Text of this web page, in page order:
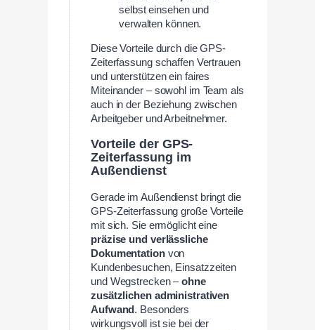
selbst einsehen und
verwalten können.
Diese Vorteile durch die GPS-
Zeiterfassung schaffen Vertrauen
und unterstützen ein faires
Miteinander – sowohl im Team als
auch in der Beziehung zwischen
Arbeitgeber und Arbeitnehmer.
Vorteile der GPS-
Zeiterfassung im
Außendienst
Gerade im Außendienst bringt die
GPS-Zeiterfassung große Vorteile
mit sich. Sie ermöglicht eine
präzise und verlässliche
Dokumentationvon
Kundenbesuchen, Einsatzzeiten
und Wegstrecken –ohne
zusätzlichen administrativen
Aufwand . Besonders
wirkungsvoll ist sie bei der